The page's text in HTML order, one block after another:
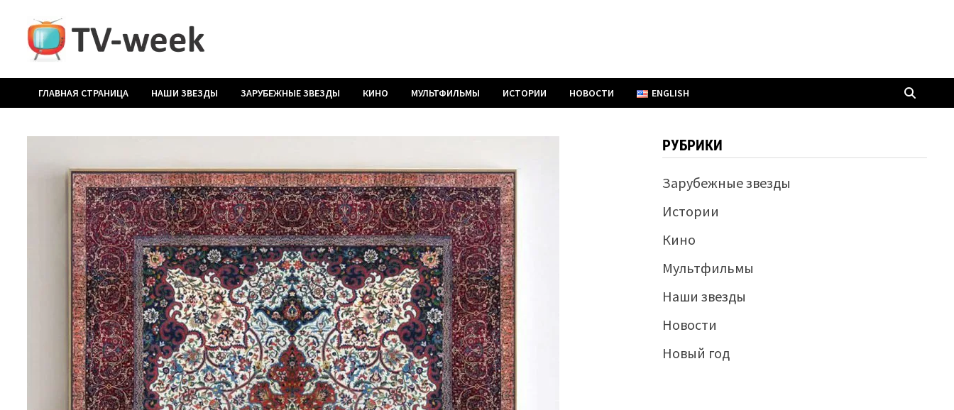
содержимому
ГЛАВНАЯ СТРАНИЦА НАШИ ЗВЕЗДЫ ЗАРУБЕЖНЫЕ ЗВЕЗДЫ КИНО МУЛЬТФИЛЬМЫ ИСТОРИИ НОВОСТИ ENGLISH
РУБРИКИ
Зарубежные звезды
Истории
Кино
Мультфильмы
Наши звезды
Новости
Новый год